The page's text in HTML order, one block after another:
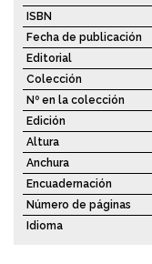
ISBN
Fecha de publicación
Editorial
Colección
Nº en la colección
Edición
Altura
Anchura
Encuadernación
Número de páginas
Idioma